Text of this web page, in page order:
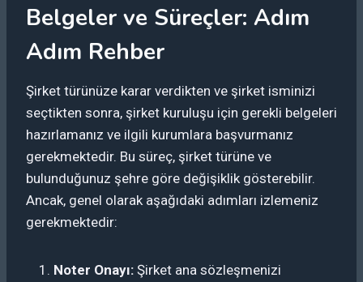
Belgeler ve Süreçler: Adım
Adım Rehber
Şirket türünüze karar verdikten ve şirket isminizi
seçtikten sonra, şirket kuruluşu için gerekli belgeleri
hazırlamanız ve ilgili kurumlara başvurmanız
gerekmektedir. Bu süreç, şirket türüne ve
bulunduğunuz şehre göre değişiklik gösterebilir.
Ancak, genel olarak aşağıdaki adımları izlemeniz
gerekmektedir:
Noter Onayı: Şirket ana sözleşmenizi